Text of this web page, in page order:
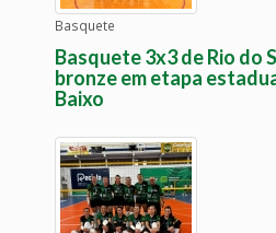
Basquete
Basquete 3x3 de Rio do
bronze em etapa
Baixo